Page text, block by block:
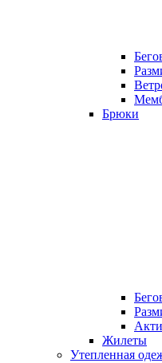
Брюки
Жилеты
Утепленная